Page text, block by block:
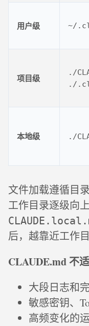
用户级 ~/
项目级 ./
./
本地级 ./
文件加载遵循目
工作目录逐级向
后，越靠近工作
CLAUDE.md 不
大段日志和
敏感密钥、
高频变化的